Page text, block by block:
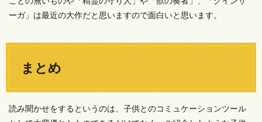
ーガ」は最近の大作だと思いますので面白いと思います。
まとめ
読み聞かせをするというのは、子供とのコミュケーションツール